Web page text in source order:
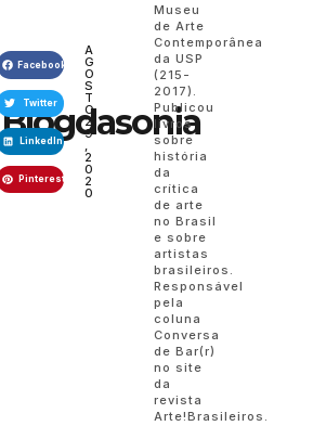
Blogdasonia
Facebook
Twitter
LinkedIn
Pinterest
A
G
O
S
T
O
2
9
,
2
0
2
0
Museu
de Arte
Contemporânea
da USP
(215-
2017).
Publicou
livros
sobre
história
da
crítica
de arte
no Brasil
e sobre
artistas
brasileiros.
Responsável
pela
coluna
Conversa
de Bar(r)
no site
da
revista
Arte!Brasileiros.